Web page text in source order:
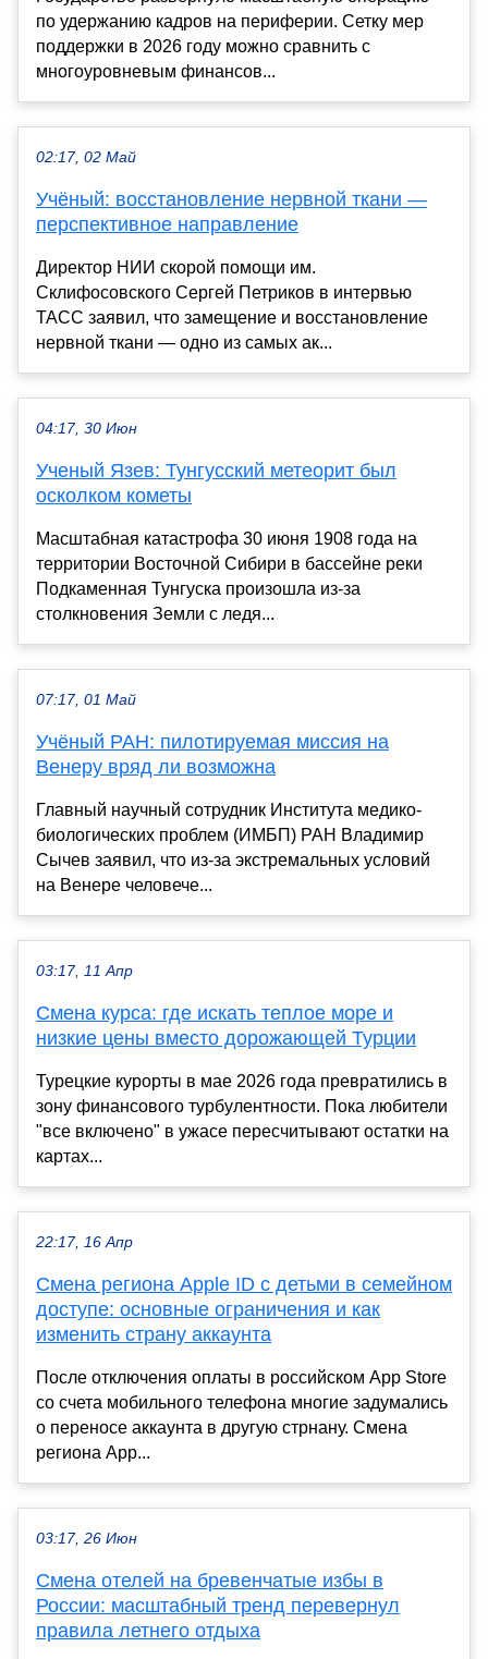
по удержанию кадров на периферии. Сетку мер
поддержки в 2026 году можно сравнить с
многоуровневым финансов...
02:17, 02 Май
Учёный: восстановление нервной ткани —
перспективное направление
Директор НИИ скорой помощи им.
Склифосовского Сергей Петриков в интервью
ТАСС заявил, что замещение и восстановление
нервной ткани — одно из самых ак...
04:17, 30 Июн
Ученый Язев: Тунгусский метеорит был
осколком кометы
Масштабная катастрофа 30 июня 1908 года на
территории Восточной Сибири в бассейне реки
Подкаменная Тунгуска произошла из-за
столкновения Земли с ледя...
07:17, 01 Май
Учёный РАН: пилотируемая миссия на
Венеру вряд ли возможна
Главный научный сотрудник Института медико-
биологических проблем (ИМБП) РАН Владимир
Сычев заявил, что из-за экстремальных условий
на Венере человече...
03:17, 11 Апр
Смена курса: где искать теплое море и
низкие цены вместо дорожающей Турции
Турецкие курорты в мае 2026 года превратились в
зону финансового турбулентности. Пока любители
"все включено" в ужасе пересчитывают остатки на
картах...
22:17, 16 Апр
Смена региона Apple ID с детьми в семейном
доступе: основные ограничения и как
изменить страну аккаунта
После отключения оплаты в российском App Store
со счета мобильного телефона многие задумались
о переносе аккаунта в другую стрнану. Смена
региона App...
03:17, 26 Июн
Смена отелей на бревенчатые избы в
России: масштабный тренд перевернул
правила летнего отдыха